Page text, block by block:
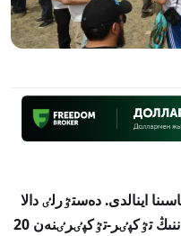
اينالدى. دەستٷرلٸ دالا
سۋسىنىنان دەم تاتۋ ٷشٸن قازاقستاننىڭ تٷكپٸر-تٷكپٸرٸنەن 20